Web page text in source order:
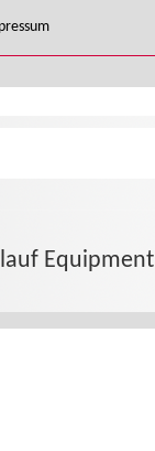
Equipment